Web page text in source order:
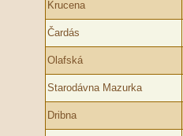
Krucena
Čardás
Olafská
Starodávna Mazurka
Dribna